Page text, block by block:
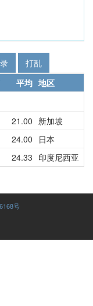
打乱
平均 地区
21.00 新加坡
24.00 日本
24.33 印度尼西亚
号